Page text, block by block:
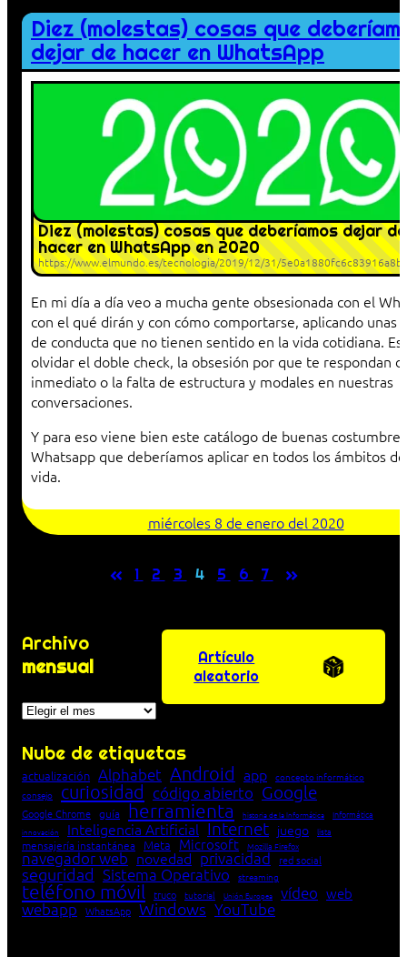
Diez (molestas) cosas que
dejar de hacer en WhatsApp
Diez (molestas) cosas que deberíamos dejar de
hacer en WhatsApp en 2020
https://www.elmundo.es/tecnologia/2019/12/31/
En mi día a día veo a mucha gente obsesionada con el
con el qué dirán y con cómo comportarse, aplicando unas
de conducta que no tienen sentido en la vida cotidiana. Es
olvidar el doble check, la obsesión por que te respondan
inmediato o la falta de estructura y modales en nuestras
conversaciones.
Y para eso viene bien este catálogo de buenas
Whatsapp que deberíamos aplicar en todos los ámbitos
vida.
miércoles 8 de enero del 2020
« 1 2 3 4 5 6 7 »
Archivo
mensual
Archivos
Artículo
aleatorio
Nube de etiquetas
actualización Alphabet Android app concepto informático
consejo
curiosidad código abierto Google
Google Chrome guía herramienta historia de la Informática Informática
innovación Inteligencia Artificial Internet juego lista
mensajería instantánea Meta Microsoft Mozilla Firefox
navegador web novedad privacidad red social
seguridad Sistema Operativo streaming
teléfono móvil truco tutorial Unión Europea vídeo web
webapp WhatsApp Windows YouTube